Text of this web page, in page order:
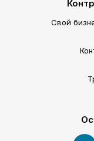
Свой